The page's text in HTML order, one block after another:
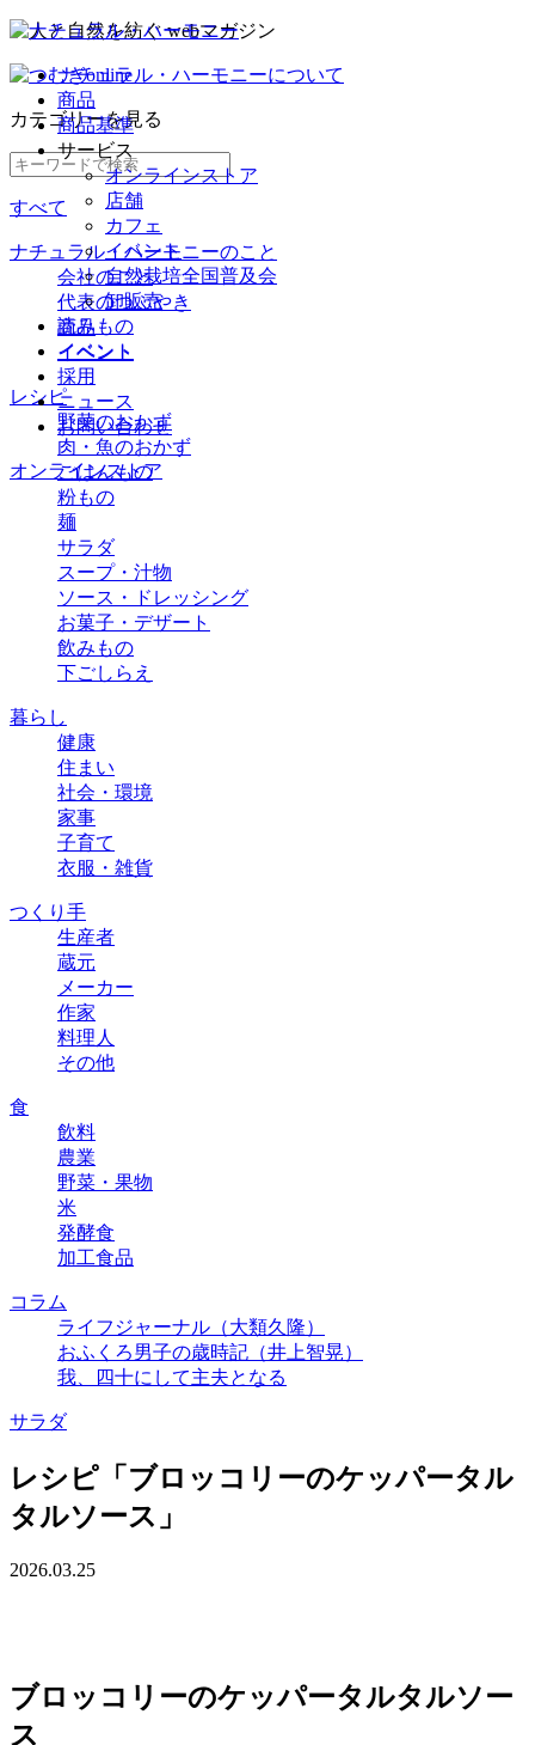
ナチュラル・ハーモニーについて
商品
商品基準
サービス
オンラインストア
店舗
カフェ
イベント
自然栽培全国普及会
卸販売
読みもの
イベント
採用
ニュース
お問い合わせ
オンラインストア
カテゴリーを見る
すべて
ナチュラル・ハーモニーのこと
会社のこと
代表のつぶやき
商品
イベント
レシピ
野菜のおかず
肉・魚のおかず
ごはんもの
粉もの
麺
サラダ
スープ・汁物
ソース・ドレッシング
お菓子・デザート
飲みもの
下ごしらえ
暮らし
健康
住まい
社会・環境
家事
子育て
衣服・雑貨
つくり手
生産者
蔵元
メーカー
作家
料理人
その他
食
飲料
農業
野菜・果物
米
発酵食
加工食品
コラム
ライフジャーナル（大類久隆）
おふくろ男子の歳時記（井上智晃）
我、四十にして主夫となる
サラダ
レシピ「ブロッコリーのケッパータル
タルソース」
2026.03.25
ブロッコリーのケッパータルタルソー
ス